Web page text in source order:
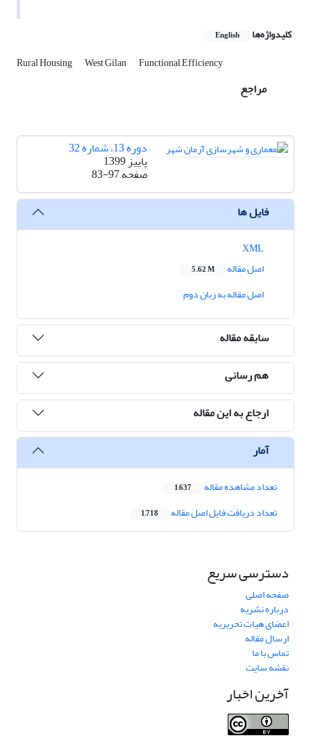
کلیدواژه‌ها English
Rural Housing West Gilan Functional Efficiency
مراجع
دوره 13، شماره 32
پاییز 1399
صفحه83-97
فایل ها
اصل مقاله
5.62 M
اصل مقاله به زبان دوم
سابقه مقاله
هم رسانی
ارجاع به این مقاله
آمار
تعداد مشاهده مقاله 1,637
تعداد دریافت فایل اصل مقاله 1,718
دسترسی سریع
صفحه اصلی
درباره نشریه
اعضای هیات تحریریه
ارسال مقاله
تماس با ما
نقشه سایت
آخرین اخبار